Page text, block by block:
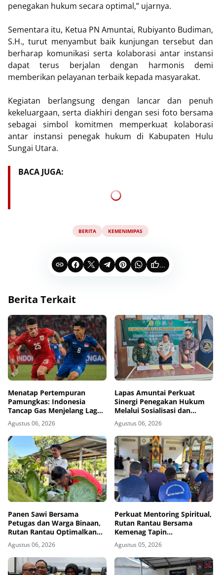
penegakan hukum secara optimal,” ujarnya.
Sementara itu, Ketua PN Amuntai, Rubiyanto Budiman,
S.H., turut menyambut baik kunjungan tersebut dan
berharap komunikasi serta kolaborasi antar instansi
dapat terus berjalan dengan harmonis demi
memberikan pelayanan terbaik kepada masyarakat.
Kegiatan berlangsung dengan lancar dan penuh
kekeluargaan, serta diakhiri dengan sesi foto bersama
sebagai simbol komitmen memperkuat kolaborasi
antar instansi penegak hukum di Kabupaten Hulu
Sungai Utara.
BACA JUGA:
BERITA KEMENIMIPAS
...
Berita Terkait
Menatap Pertempuran
Pamungkas: Indonesia
Tancap Gas Menjelang Laga
Krusial Kontra Singapura
Agustus 06, 2026
Lapas Amuntai Perkuat
Sinergi Penegakan Hukum
Melalui Sosialisasi dan
Penandatanganan MoU
Sidang Pembacaan Putusan
Banding
Agustus 06, 2026
Panen Sawi Bersama
Petugas dan Warga Binaan,
Rutan Rantau Optimalkan
Lahan SAE untuk Pembinaan
Kemandirian
Agustus 06, 2026
Perkuat Mentoring Spiritual,
Rutan Rantau Bersama
Kemenag Tapin
Selenggarakan Kegiatan
Tausyiah
Agustus 05, 2026